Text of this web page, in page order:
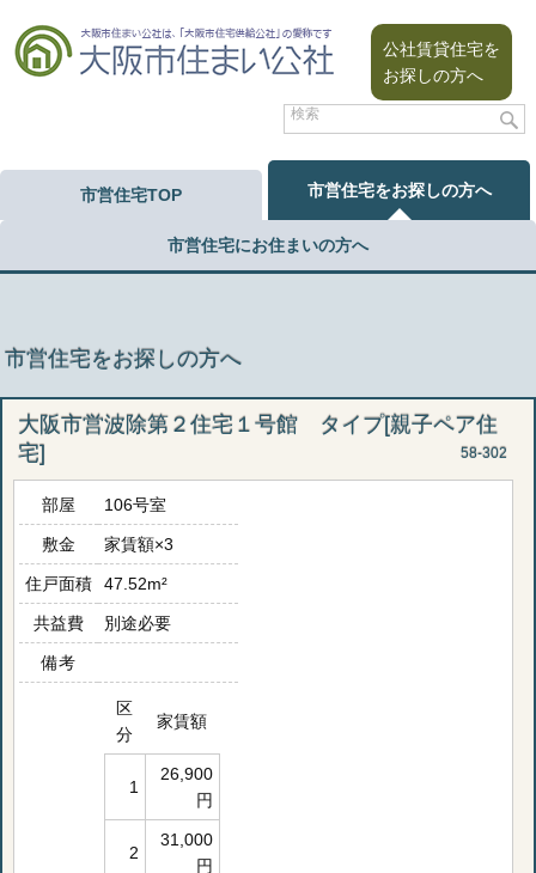
公社賃貸住宅を
お探しの方へ
市営住宅TOP 市営住宅をお探しの方へ
市営住宅にお住まいの方へ
市営住宅をお探しの方へ
大阪市営波除第２住宅１号館 タイプ[親子ペア住
宅]
58-302
部屋 106号室
敷金 家賃額×3
住戸面積 47.52m²
共益費 別途必要
備考
区
分
家賃額
1
26,900
円
2
31,000
円